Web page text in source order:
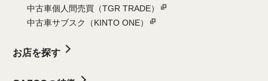
中古車個人間売買（TGR TRADE）
中古車サブスク（KINTO ONE）
お店を探す